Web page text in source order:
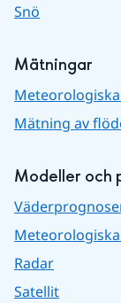
Snö
Mätningar
Mätning av
Modeller och
Radar
Satellit